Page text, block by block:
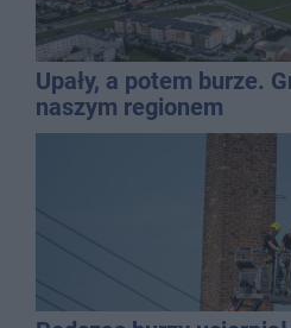
Upały, a potem burze.
naszym regionem